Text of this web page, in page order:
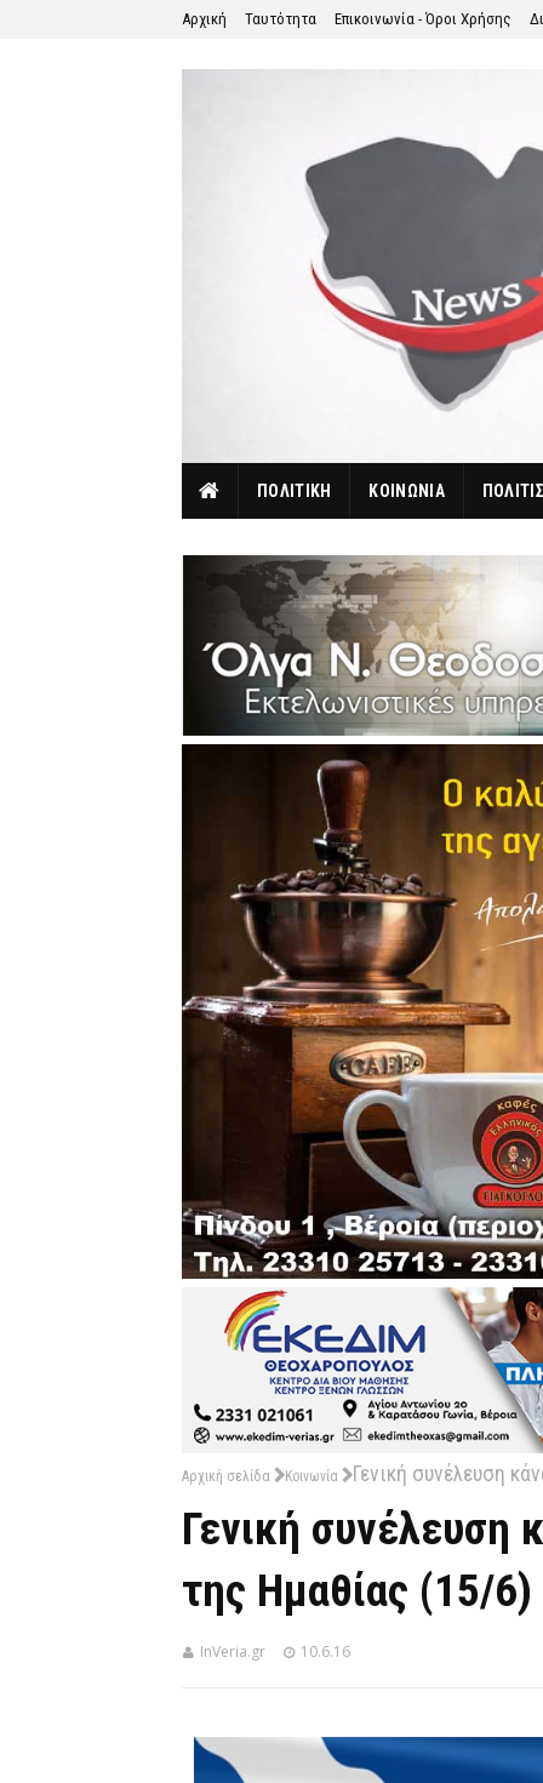
Αρχική Ταυτότητα Επικοινωνία - Όροι Χρήσης
ΠΟΛΙΤΙΚΗ ΚΟΙΝΩΝΙΑ
Αρχική σελίδα Κοινωνία Γενική συνέλευση
Γενική συνέλευση
της Ημαθίας (15/6)
InVeria.gr 10.6.16